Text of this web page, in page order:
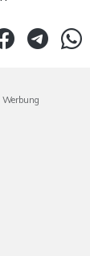
Werbung